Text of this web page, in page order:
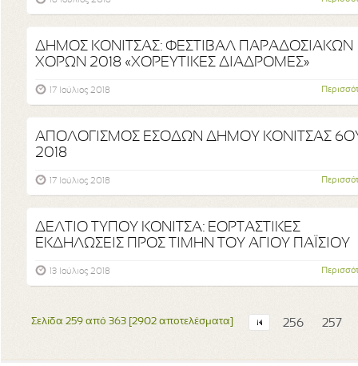
ΔΗΜΟΣ ΚΟΝΙΤΣΑΣ: ΦΕΣΤΙΒΑΛ ΠΑΡΑΔΟΣΙΑΚΩΝ
ΧΟΡΩΝ 2018 «ΧΟΡΕΥΤΙΚΕΣ ΔΙΑΔΡΟΜΕΣ»
17 Ιούλιος 2018
ΑΠΟΛΟΓΙΣΜΟΣ ΕΣΟΔΩΝ ΔΗΜΟΥ ΚΟΝΙΤΣΑΣ
2018
17 Ιούλιος 2018
ΔΕΛΤΙΟ ΤΥΠΟΥ ΚΟΝΙΤΣΑ: ΕΟΡΤΑΣΤΙΚΕΣ
ΕΚΔΗΛΩΣΕΙΣ ΠΡΟΣ ΤΙΜΗΝ ΤΟΥ ΑΓΙΟΥ ΠΑΪΣΙΟΥ
13 Ιούλιος 2018
Σελίδα 259 από 363 [2902 αποτελέσματα] 256 257